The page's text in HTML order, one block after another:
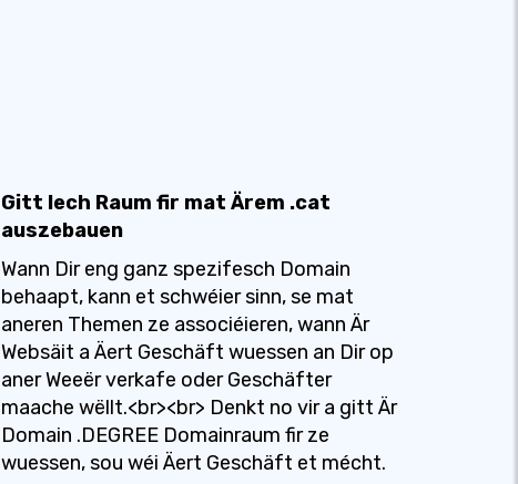
Gitt Iech Raum fir mat Ärem .cat
auszebauen
Wann Dir eng ganz spezifesch Domain
behaapt, kann et schwéier sinn, se mat
aneren Themen ze associéieren, wann Är
Websäit a Äert Geschäft wuessen an Dir op
aner Weeër verkafe oder Geschäfter
maache wëllt.<br><br> Denkt no vir a gitt Är
Domain .DEGREE Domainraum fir ze
wuessen, sou wéi Äert Geschäft et mécht.